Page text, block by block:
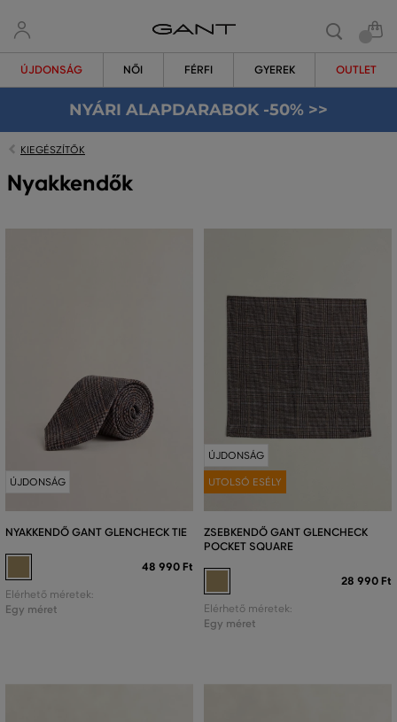
ÚJDONSÁG NŐI FÉRFI GYEREK OUTLET
NYÁRI ALAPDARABOK -50% >>
KIEGÉSZÍTŐK
Nyakkendők
ÚJDONSÁG
NYAKKENDŐ GANT GLENCHECK TIE
48 990 Ft
Elérhető méretek:
Egy méret
ÚJDONSÁG
UTOLSÓ ESÉLY
ZSEBKENDŐ GANT GLENCHECK
POCKET SQUARE
28 990 Ft
Elérhető méretek:
Egy méret